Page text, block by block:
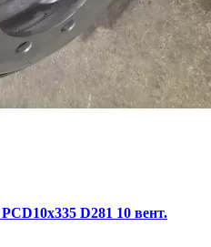
D281 10 вент.